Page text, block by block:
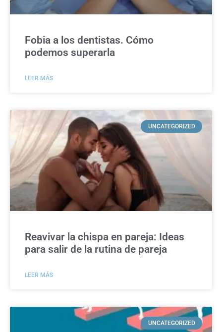
Fobia a los dentistas. Cómo
podemos superarla
LEER MÁS
UNCATEGORIZED
Reavivar la chispa en pareja: Ideas
para salir de la rutina de pareja
LEER MÁS
UNCATEGORIZED